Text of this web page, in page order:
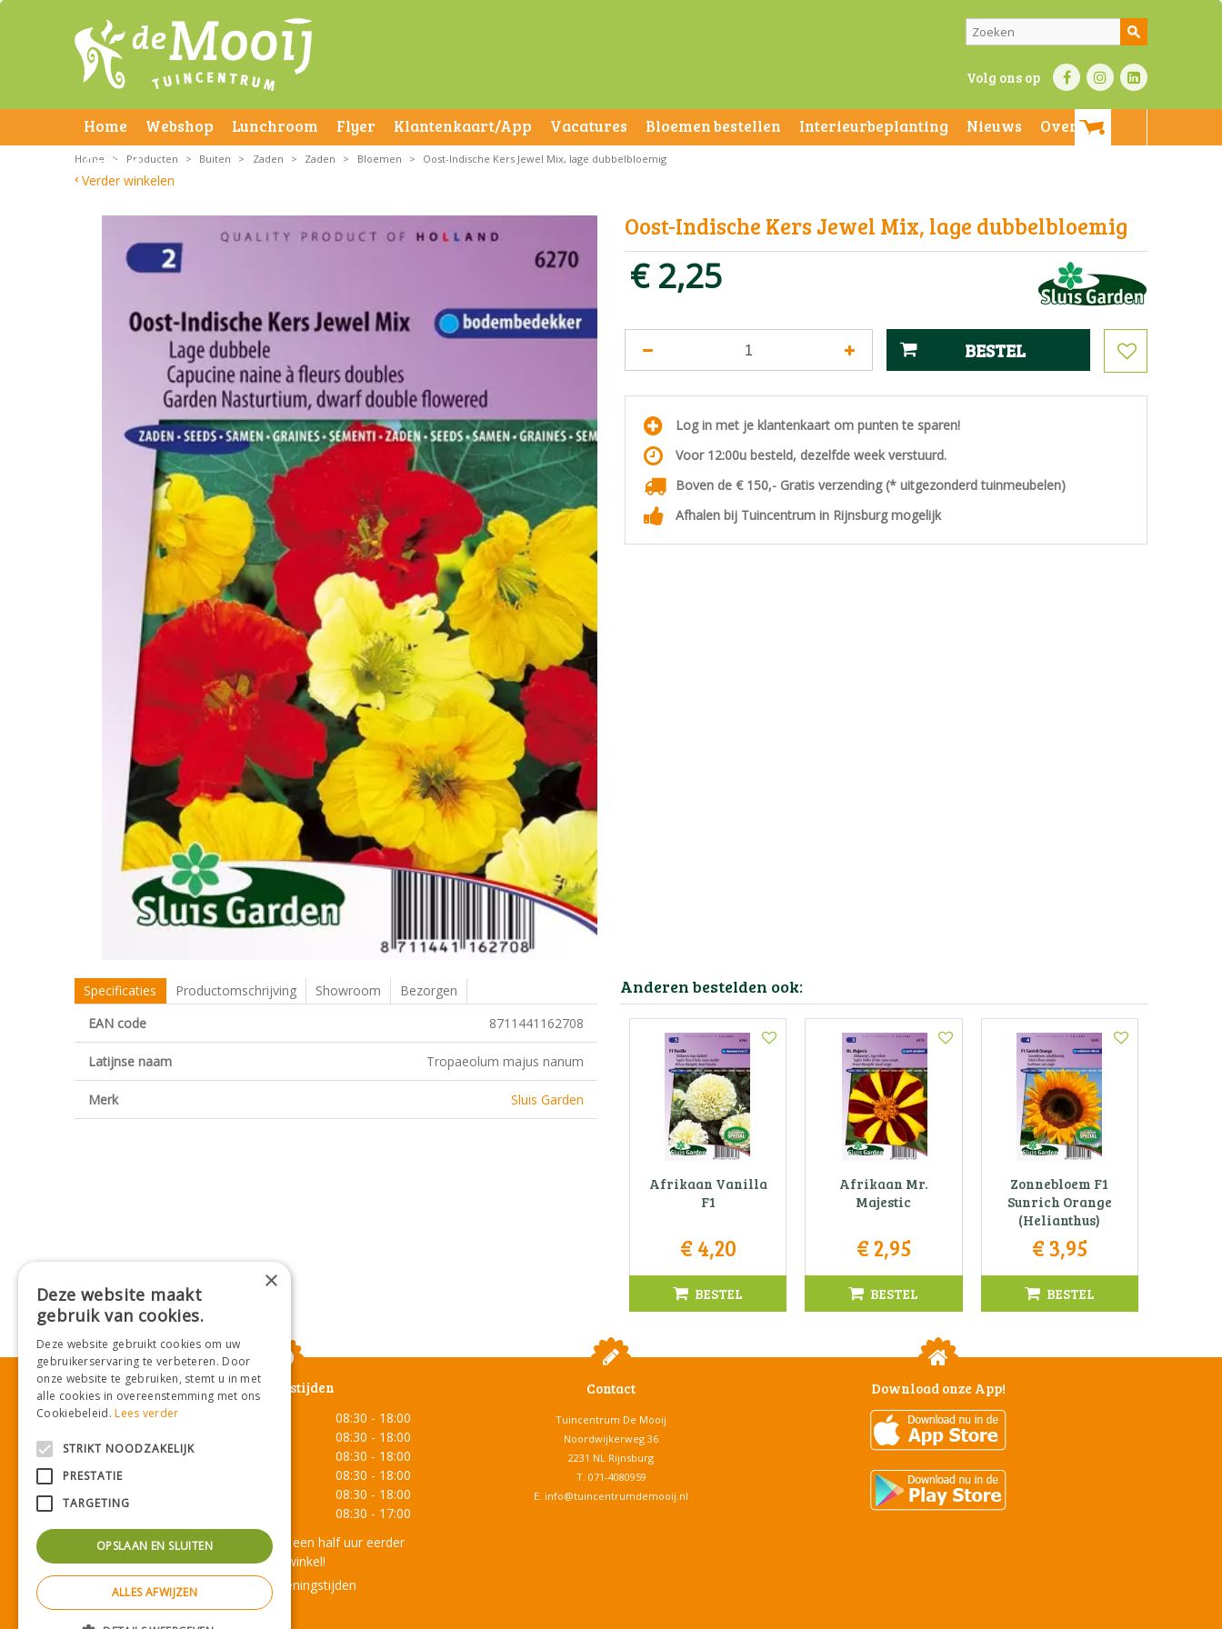
Volg ons op
Home Webshop Lunchroom Flyer Klantenkaart/App Vacatures Bloemen bestellen Interieurbeplanting Nieuws
Over ons
Contact
Home > Producten > Buiten > Zaden > Zaden > Bloemen > Oost-Indische Kers Jewel Mix, lage dubbelbloemig
Verder winkelen
Oost-Indische Kers Jewel Mix, lage dubbelbloemig
€ 2,25
Log in met je klantenkaart om punten te sparen!
Voor 12:00u besteld, dezelfde week verstuurd.
Boven de € 150,- Gratis verzending (* uitgezonderd tuinmeubelen)
Afhalen bij Tuincentrum in Rijnsburg mogelijk
Specificaties Productomschrijving Showroom
Bezorgen
EAN code
8711441162708
Latijnse naam Tropaeolum majus nanum
Merk Sluis Garden
Anderen bestelden ook:
Afrikaan Vanilla
F1
€ 4,20
BESTEL
Afrikaan Mr.
Majestic
€ 2,95
BESTEL
Zonnebloem F1
Sunrich Orange
(Helianthus)
€3,95
BESTEL
Openingstijden
Maandag
08:30 - 18:00
08:30 - 18:00
Woensdag
08:30 - 18:00
08:30 - 18:00
08:30 - 18:00
08:30 - 17:00
Onze lunchroom sluit een half uur eerder
dan de winkel!
Toon alle openingstijden
Contact
Tuincentrum De Mooij
Noordwijkerweg 36
2231 NL Rijnsburg
T. 071-4080959
E. info@tuincentrumdemooij.nl
Download onze App!
×
Deze website maakt
gebruik van cookies.
Deze website gebruikt cookies om uw
gebruikerservaring te verbeteren. Door
onze website te gebruiken, stemt u in met
alle cookies in overeenstemming met ons
Cookiebeleid.Lees verder
STRIKT NOODZAKELIJK
PRESTATIE
TARGETING
OPSLAAN EN SLUITEN
ALLES AFWIJZEN